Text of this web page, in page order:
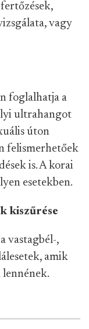
vagy
foglalhatja a
ultrahangot
úton
felismerhetőek
is. A korai
esetekben.
kiszűrése
vastagbél-,
amik
lennének.